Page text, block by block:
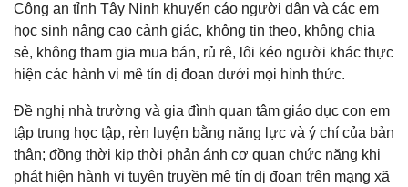
Công an tỉnh Tây Ninh khuyến cáo người dân và các em
học sinh nâng cao cảnh giác, không tin theo, không chia
sẻ, không tham gia mua bán, rủ rê, lôi kéo người khác thực
hiện các hành vi mê tín dị đoan dưới mọi hình thức.
Đề nghị nhà trường và gia đình quan tâm giáo dục con em
tập trung học tập, rèn luyện bằng năng lực và ý chí của bản
thân; đồng thời kịp thời phản ánh cơ quan chức năng khi
phát hiện hành vi tuyên truyền mê tín dị đoan trên mạng xã